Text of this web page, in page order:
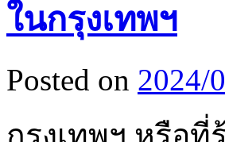
ในกรุงเทพฯ
Posted on 2024/